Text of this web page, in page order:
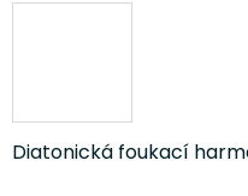
Diatonická foukací